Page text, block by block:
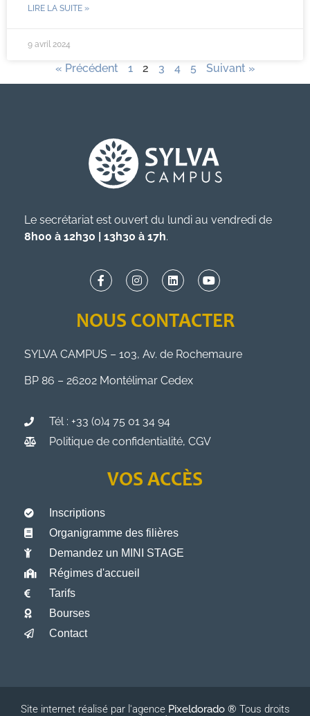
LIRE LA SUITE »
9 avril 2024
« Précédent 1 2 3 4 5 Suivant »
Le secrétariat est ouvert du lundi au vendredi de
8h00 à 12h30 | 13h30 à 17h.
NOUS CONTACTER
SYLVA CAMPUS – 103, Av. de Rochemaure
BP 86 – 26202 Montélimar Cedex
Tél : +33 (0)4 75 01 34 94
Politique de confidentialité, CGV
VOS ACCÈS
Inscriptions
Organigramme des filières
Demandez un MINI STAGE
Régimes d'accueil
Tarifs
Bourses
Contact
Site internet réalisé par l'agence Pixeldorado ® Tous droits